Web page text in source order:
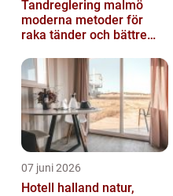
Tandreglering malmö
moderna metoder för
raka tänder och bättre
07 juni 2026
Hotell halland natur,